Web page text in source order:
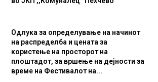
Одлука за определување на начинот
на распределба и цената за
користење на просторот на
плоштадот, за вршење на дејности за
време на Фестивалот на...